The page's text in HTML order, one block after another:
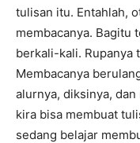
tulisan itu. Entahlah,
membacanya. Bagitu
berkali-kali. Rupanya
Membacanya
alurnya, diksinya,
kira bisa membuat
sedang belajar